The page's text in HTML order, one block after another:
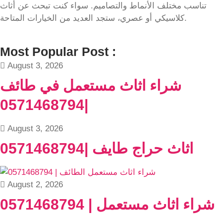
تناسب مختلف الأنماط والتصاميم. سواء كنت تبحث عن أثاث
كلاسيكي أو عصري، ستجد العديد من الخيارات المتاحة.
Most Popular Post :
August 3, 2026
شراء اثاث مستعمل في طائف
August 3, 2026
اثاث حراج طايف |0571468794
August 2, 2026
0571468794 | شراء اثاث مستعمل